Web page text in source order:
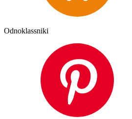
Odnoklassniki